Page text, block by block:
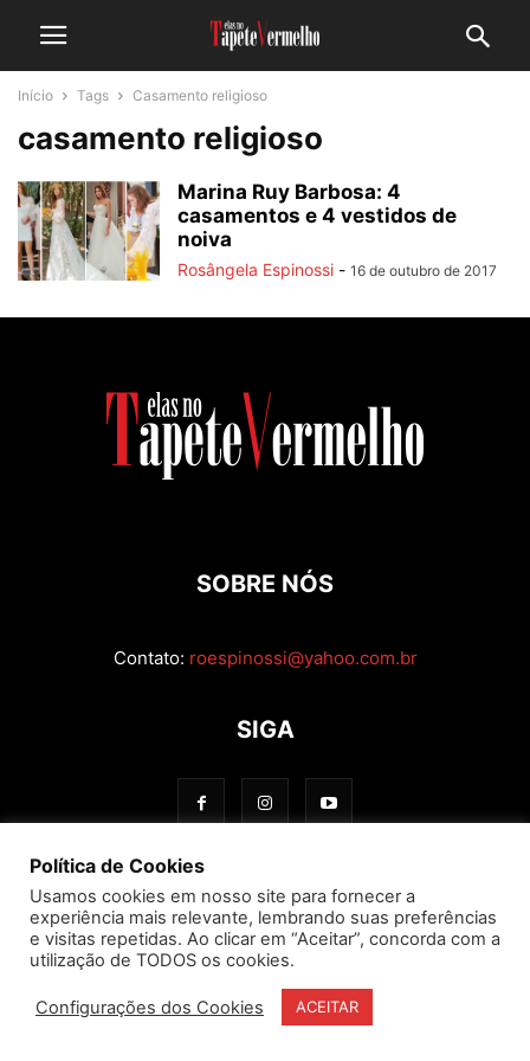
Início Tags Casamento religioso
casamento religioso
Marina Ruy Barbosa: 4
casamentos e 4 vestidos de
noiva
Rosângela Espinossi - 16 de outubro de 2017
SOBRE NÓS
Contato: roespinossi@yahoo.com.br
SIGA
Política de Cookies
Usamos cookies em nosso site para fornecer a
experiência mais relevante, lembrando suas preferências
e visitas repetidas. Ao clicar em “Aceitar”, concorda com a
utilização de TODOS os cookies.
Configurações dos Cookies ACEITAR